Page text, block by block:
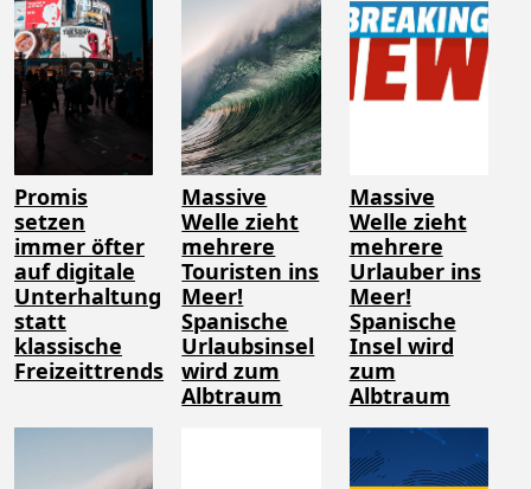
Promis
setzen
immer öfter
auf digitale
Unterhaltung
statt
klassische
Freizeittrends
Massive
Welle zieht
mehrere
Touristen ins
Meer!
Spanische
Urlaubsinsel
wird zum
Albtraum
Massive
Welle zieht
mehrere
Urlauber ins
Meer!
Spanische
Insel wird
zum
Albtraum